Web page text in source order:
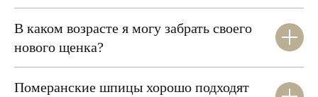
В каком возрасте я могу забрать своего
нового щенка?
Померанские шпицы хорошо подходят